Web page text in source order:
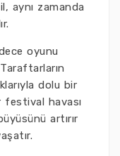
aynı zamanda
oyunu
dolu bir
havası
artırır